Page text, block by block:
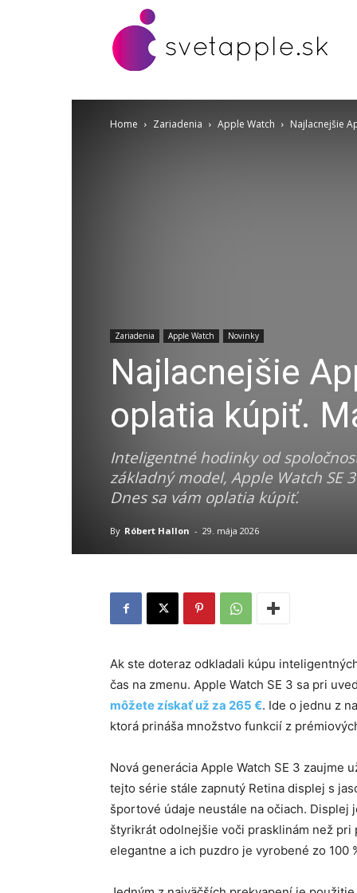
Home Zariadenia Apple Watch Najlacnejšie
Zariadenia Apple Watch Novinky
Najlacnejšie
oplatia kúpiť.
Inteligentné hodinky od
základný model, Apple Watch SE
Dnes sa vám oplatia kúpiť.
By Róbert Hallon - 29. mája 2026
Ak ste doteraz odkladali kúpu
čas na zmenu. Apple Watch SE 3 sa pri
môžete získať už za 265 €. Ide o jednu z
ktorá prináša množstvo funkcií z
Nová generácia Apple Watch SE 3 zaujme
tejto série stále zapnutý Retina displej s
športové údaje neustále na očiach.
štyrikrát odolnejšie voči prasklinám než
elegantne a ich puzdro je vyrobené zo 100